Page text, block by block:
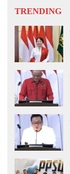
TRENDING